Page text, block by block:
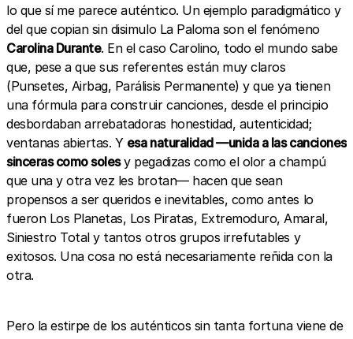
lo que sí me parece auténtico. Un ejemplo paradigmático y
del que copian sin disimulo La Paloma son el fenómeno
Carolina Durante. En el caso Carolino, todo el mundo sabe
que, pese a que sus referentes están muy claros
(Punsetes, Airbag, Parálisis Permanente) y que ya tienen
una fórmula para construir canciones, desde el principio
desbordaban arrebatadoras honestidad, autenticidad;
ventanas abiertas. Y esa naturalidad —unida a las canciones
sinceras como solesy pegadizas como el olor a champú
que una y otra vez les brotan— hacen que sean
propensos a ser queridos e inevitables, como antes lo
fueron Los Planetas, Los Piratas, Extremoduro, Amaral,
Siniestro Total y tantos otros grupos irrefutables y
exitosos. Una cosa no está necesariamente reñida con la
otra.
Pero la estirpe de los auténticos sin tanta fortuna viene de